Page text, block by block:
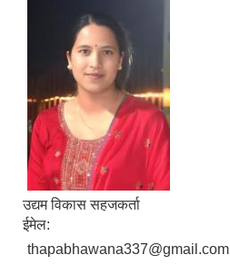
उद्यम विकास सहजकर्ता
ईमेल:
thapabhawana337@gmail.com